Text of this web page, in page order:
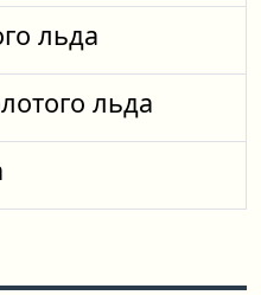
льда
льда